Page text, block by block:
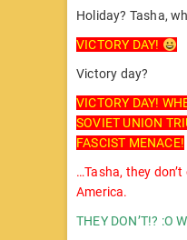
Holiday? Tasha,
VICTORY DAY!
Victory day?
VICTORY DAY!
SOVIET UNION
FASCIST MENACE!
…Tasha, they
America.
THEY DON’T!? :O